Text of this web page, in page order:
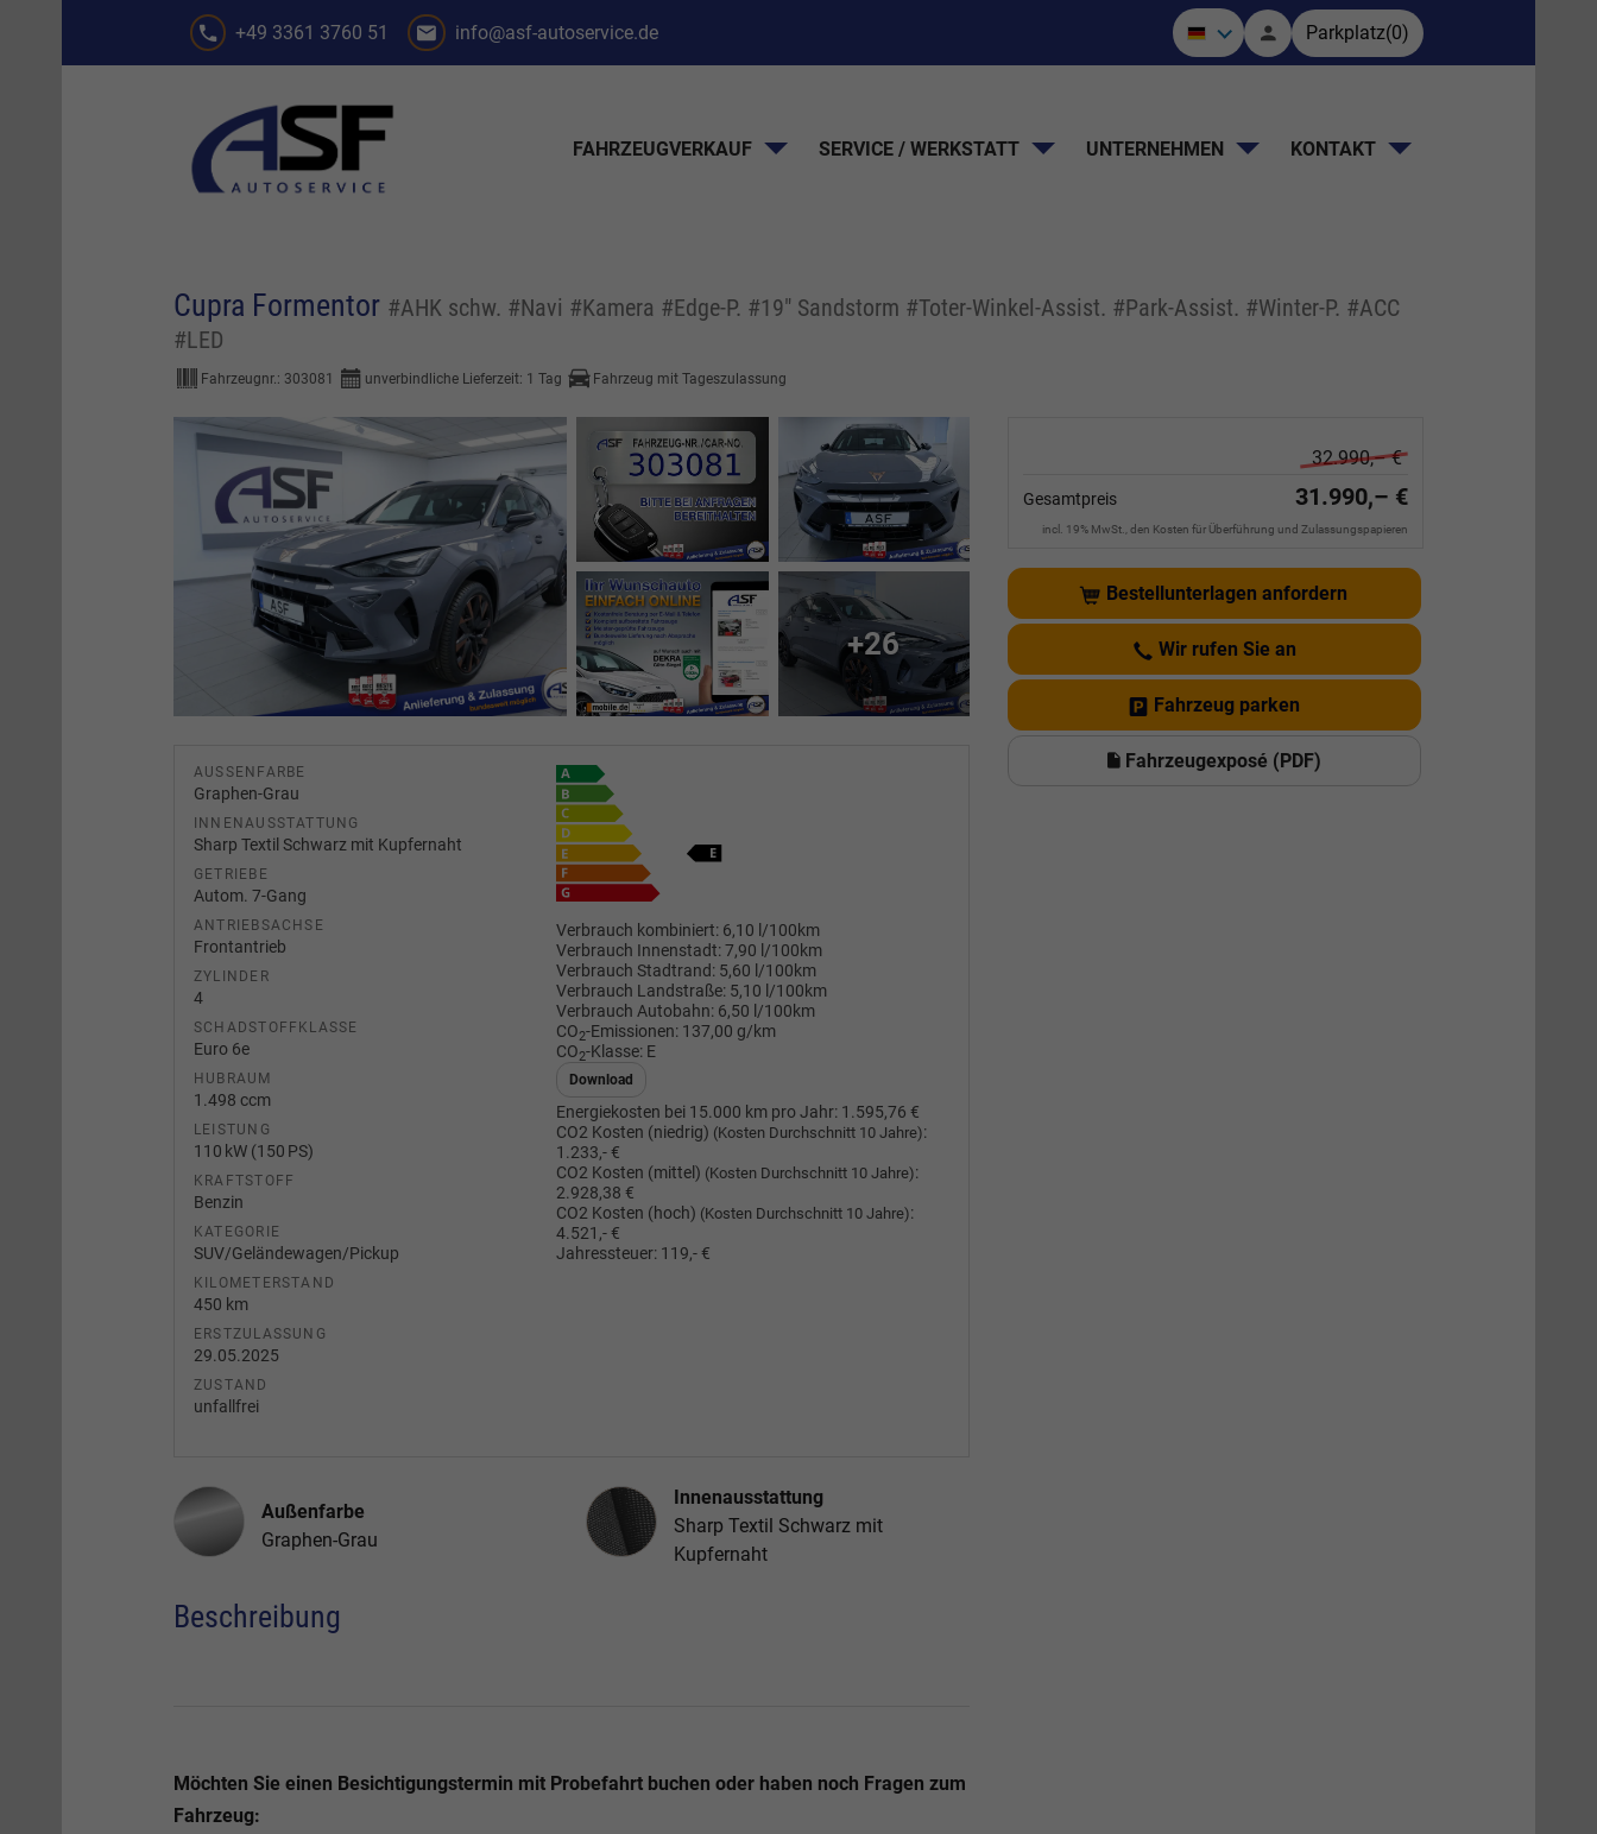
+49 3361 3760 51 info@asf-autoservice.de Parkplatz(0)
FAHRZEUGVERKAUF SERVICE / WERKSTATT UNTERNEHMEN KONTAKT
Cupra Formentor #AHK schw. #Navi #Kamera #Edge-P. #19" Sandstorm #Toter-Winkel-Assist. #Park-Assist. #Winter-P. #ACC
#LED
Fahrzeugnr.: 303081 unverbindliche Lieferzeit: 1 Tag Fahrzeug mit Tageszulassung
32.990,– €
Gesamtpreis 31.990,– €
incl. 19% MwSt., den Kosten für Überführung und Zulassungspapieren
Bestellunterlagen anfordern
Wir rufen Sie an
Fahrzeug parken
Fahrzeugexposé (PDF)
+26
AUSSENFARBE
Graphen-Grau
INNENAUSSTATTUNG
Sharp Textil Schwarz mit Kupfernaht
GETRIEBE
Autom. 7-Gang
ANTRIEBSACHSE
Frontantrieb
ZYLINDER
4
SCHADSTOFFKLASSE
Euro 6e
HUBRAUM
1.498 ccm
LEISTUNG
110 kW (150 PS)
KRAFTSTOFF
Benzin
KATEGORIE
SUV/Geländewagen/Pickup
KILOMETERSTAND
450 km
ERSTZULASSUNG
29.05.2025
ZUSTAND
unfallfrei
Verbrauch kombiniert: 6,10 l/100km
Verbrauch Innenstadt:7,90 l/100km
Verbrauch Stadtrand: 5,60 l/100km
Verbrauch Landstraße: 5,10 l/100km
Verbrauch Autobahn: 6,50 l/100km
CO2-Emissionen: 137,00 g/km
CO2-Klasse: E
Download
Energiekosten bei 15.000 km pro Jahr: 1.595,76 €
CO2 Kosten (niedrig) (Kosten Durchschnitt 10 Jahre):
1.233,- €
CO2 Kosten (mittel) (Kosten Durchschnitt 10 Jahre):
2.928,38 €
CO2 Kosten (hoch) (Kosten Durchschnitt 10 Jahre):
4.521,- €
Jahressteuer: 119,- €
Außenfarbe
Graphen-Grau
InnenausstattungInnenausstattung
Sharp Textil Schwarz mit
Kupfernaht
Beschreibung
Möchten Sie einen Besichtigungstermin mit Probefahrt buchen oder haben noch Fragen zum
Fahrzeug: